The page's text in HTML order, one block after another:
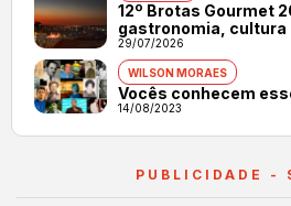
12º Brotas Gourmet
gastronomia, cultura
29/07/2026
WILSON MORAES
Vocês conhecem
14/08/2023
PUBLICIDADE -